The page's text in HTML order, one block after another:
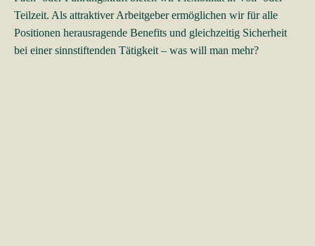
Teilzeit. Als attraktiver Arbeitgeber ermöglichen wir für alle
Positionen herausragende Benefits und gleichzeitig Sicherheit
bei einer sinnstiftenden Tätigkeit – was will man mehr?